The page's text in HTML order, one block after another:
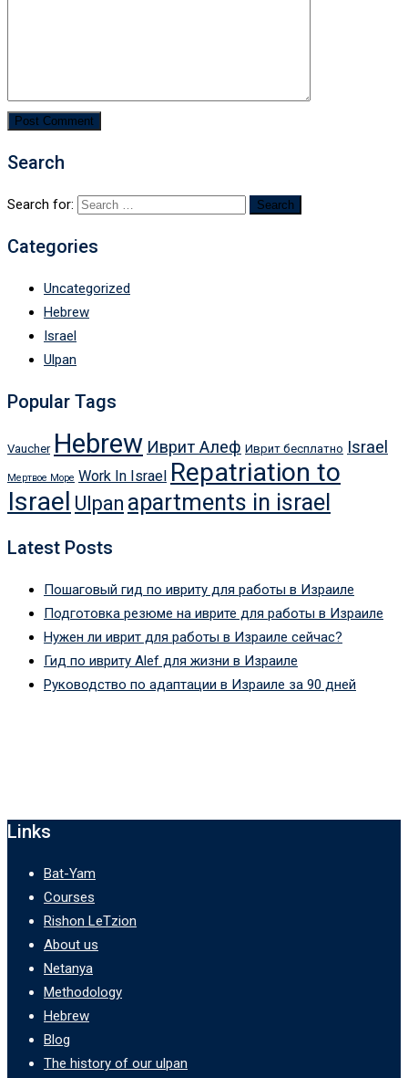
Search
Search for:
Categories
Uncategorized
Hebrew
Israel
Ulpan
Popular Tags
Vaucher Hebrew Иврит Алеф Иврит бесплатно Israel
Мертвое Море Work In Israel Repatriation to
Israel Ulpan apartments in israel
Latest Posts
Пошаговый гид по ивриту для работы в Израиле
Подготовка резюме на иврите для работы в Израиле
Нужен ли иврит для работы в Израиле сейчас?
Гид по ивриту Alef для жизни в Израиле
Руководство по адаптации в Израиле за 90 дней
Links
Bat-Yam
Courses
Rishon LeTzion
About us
Netanya
Methodology
Hebrew
Blog
The history of our ulpan